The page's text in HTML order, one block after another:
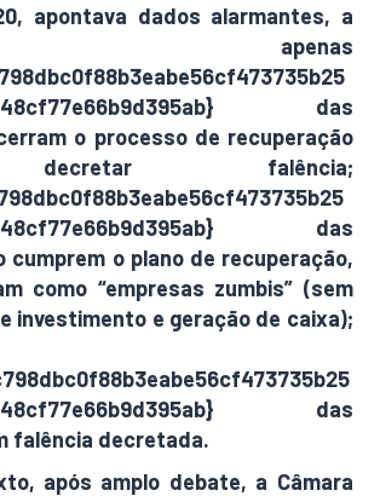
apontava dados alarmantes, a
apenas
das
o processo de recuperação
falência;
das
cumprem o plano de recuperação,
como “empresas zumbis” (sem
investimento e geração de caixa);
das
falência decretada.
após amplo debate, a Câmara